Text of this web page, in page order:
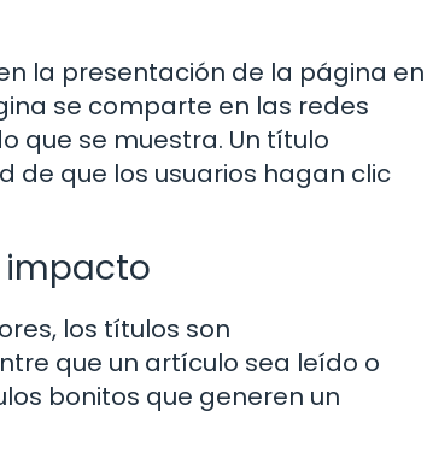
la presentación de la página en
se comparte en las redes
que se muestra. Un título
que los usuarios hagan clic
impacto
los títulos son
que un artículo sea leído o
bonitos que generen un